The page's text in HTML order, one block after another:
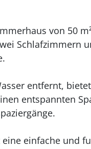
von 50
Schlafzimmern
entfernt,
entspannten
einfache und